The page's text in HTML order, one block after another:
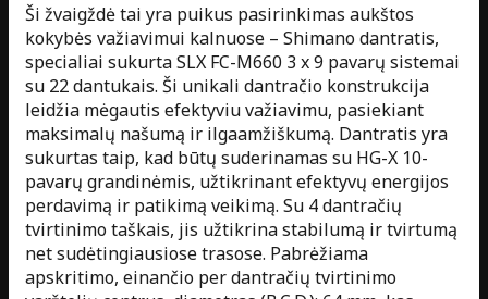
Ši žvaigždė tai yra puikus pasirinkimas aukštos
kokybės važiavimui kalnuose – Shimano dantratis,
specialiai sukurta SLX FC-M660 3 x 9 pavarų sistemai
su 22 dantukais. Ši unikali dantračio konstrukcija
leidžia mėgautis efektyviu važiavimu, pasiekiant
maksimalų našumą ir ilgaamžiškumą. Dantratis yra
sukurtas taip, kad būtų suderinamas su HG-X 10-
pavarų grandinėmis, užtikrinant efektyvų energijos
perdavimą ir patikimą veikimą. Su 4 dantračių
tvirtinimo taškais, jis užtikrina stabilumą ir tvirtumą
net sudėtingiausiose trasose. Pabrėžiama
apskritimo, einančio per dantračių tvirtinimo